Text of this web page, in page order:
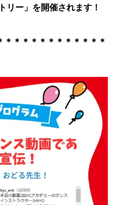
リー」を開催されます！
＊＊＊＊＊＊＊＊＊＊＊＊